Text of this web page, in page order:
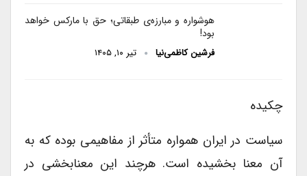
هوشواره و مبارزه‌ی طبقاتی؛ حق با مارکس خواهد
بود!
فرشین کاظمی‌نیا تیر ۱۰, ۱۴۰۵
چکیده
سیاست در ایران همواره متأثر از مفاهیمی بوده که به
آن معنا بخشیده است. هرچند این معنابخشی در